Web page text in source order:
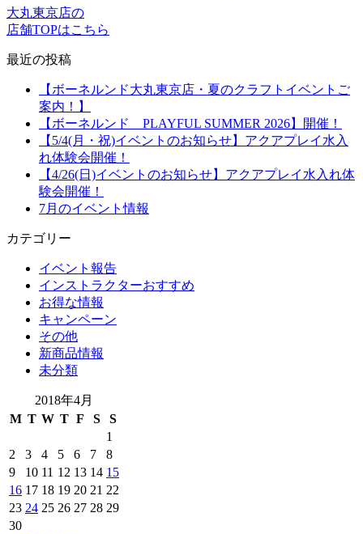
大丸東京店の
店舗TOPはこちら
最近の投稿
【ボーネルンド大丸東京店・夏のクラフトイベントご
案内！】
【ボーネルンド PLAYFUL SUMMER 2026】開催！
【5/4(月・祝)イベントのお知らせ】アクアプレイ水入
れ体験会開催！
【4/26(日)イベントのお知らせ】アクアプレイ水入れ体
験会開催！
7月のイベント情報
カテゴリー
イベント報告
インストラクターおすすめ
お得な情報
キャンペーン
その他
新商品情報
未分類
2018年4月
M T W T F S
S
1
2
3 4 5 6 7
8
9
10 11 12 13 14 15
16 17 18 19 20 21 22
23 24 25 26 27 28 29
30